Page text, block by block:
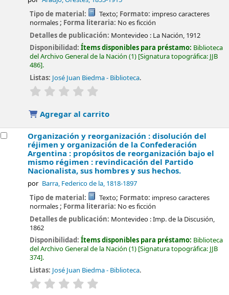
Tipo de material: Texto; Formato: impreso caracteres
normales; Forma literaria: No es ficción
Detalles de publicación: Montevideo : La Nación, 1912
Disponibilidad:Ítems disponibles para préstamo: Biblioteca
del Archivo General de la Nación (1) Signatura topográfica: JJB
486 .
Listas: José Juan Biedma - Biblioteca.
valoración
Agregar al carrito
Organización y reorganización : disolución del
réjimen y organización de la Confederación
Argentina : propósitos de reorganización bajo el
mismo régimen : revindicación del Partido
Nacionalista, sus hombres y sus hechos.
por Barra, Federico de la, 1818-1897
Tipo de material: Texto; Formato: impreso caracteres
normales; Forma literaria: No es ficción
Detalles de publicación: Montevideo :Imp. de la Discusión,
1862
Disponibilidad:Ítems disponibles para préstamo: Biblioteca
del Archivo General de la Nación (1) Signatura topográfica: JJB
374 .
Listas: José Juan Biedma - Biblioteca.
valoración